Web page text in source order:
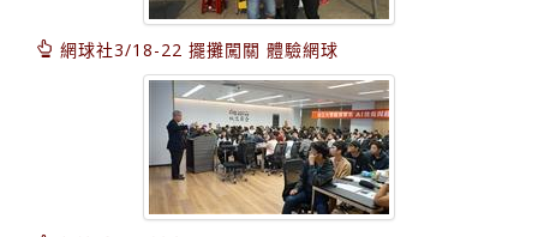
網球社3/18-22 擺攤闖關 體驗網球